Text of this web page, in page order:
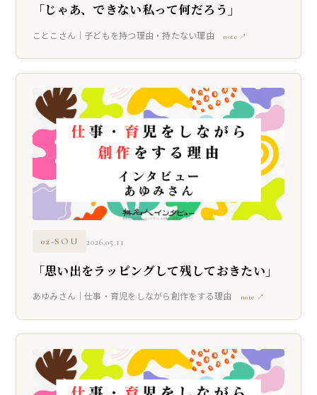
「じゃあ、できない私って何だろう」
ことこさん｜子どもを持つ理由・持たない理由note ↗
02-SOU 2026.05.11
「思い出をラッピングして残しておきたい」
あゆみさん｜仕事・育児をしながら創作をする理由 note ↗